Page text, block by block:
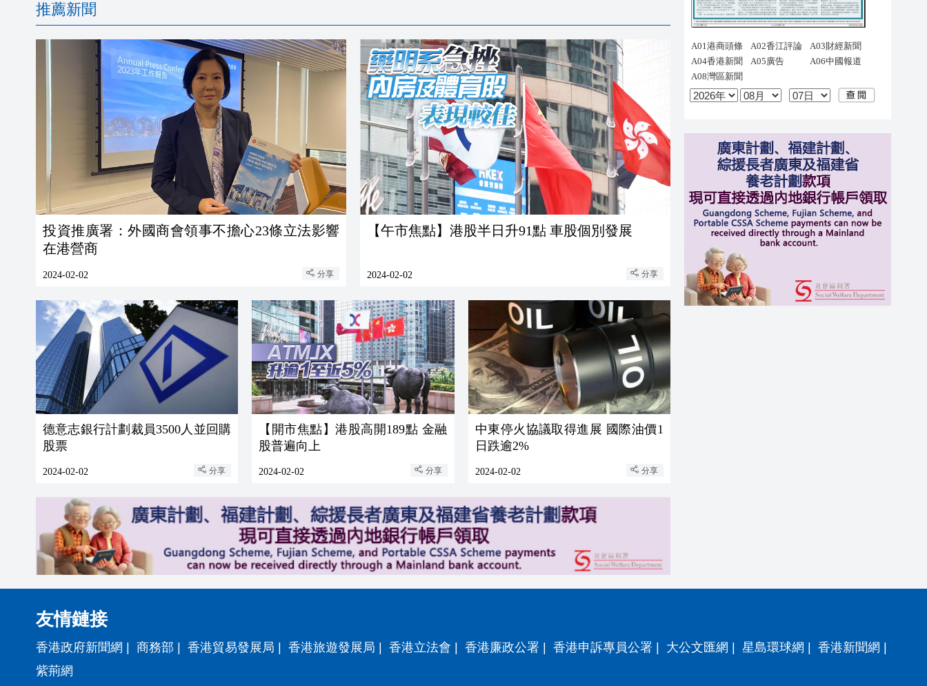
推薦新聞
投資推廣署：外國商會領事不擔心23條立法影響
在港營商
2024-02-02 分享
【午市焦點】港股半日升91點 車股個別發展
2024-02-02 分享
德意志銀行計劃裁員3500人並回購
股票
2024-02-02 分享
【開市焦點】港股高開189點 金融
股普遍向上
2024-02-02 分享
中東停火協議取得進展 國際油價1
日跌逾2%
2024-02-02 分享
友情鏈接
香港政府新聞網 商務部 香港貿易發展局 香港旅遊發展局 香港立法會 香港廉政公署 香港申訴專員公署 大公文匯網 星島環球網 香港新聞網
紫荊網